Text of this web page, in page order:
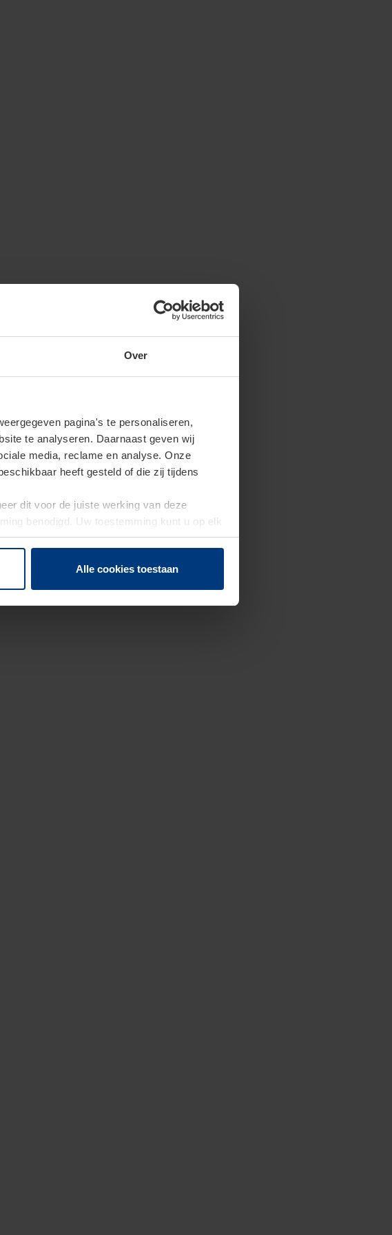
Over
pagina's te personaliseren,
te analyseren. Daarnaast geven wij
media, reclame en analyse. Onze
heeft gesteld of die zij tijdens
dit voor de juiste werking van deze
benodigd. Uw toestemming kunt u op elk
wijzigen of herroepen.
Alle cookies toestaan